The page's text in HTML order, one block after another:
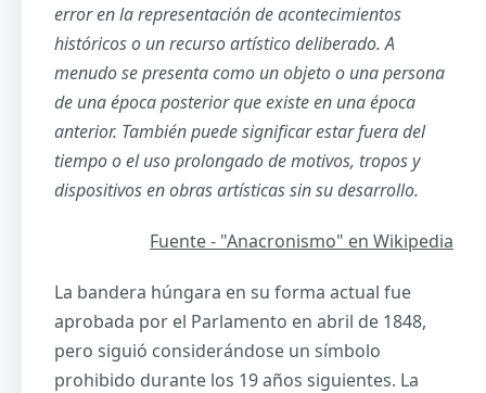
error en la representación de acontecimientos
históricos o un recurso artístico deliberado. A
menudo se presenta como un objeto o una persona
de una época posterior que existe en una época
anterior. También puede significar estar fuera del
tiempo o el uso prolongado de motivos, tropos y
dispositivos en obras artísticas sin su desarrollo.
Fuente - "Anacronismo" en Wikipedia
La bandera húngara en su forma actual fue
aprobada por el Parlamento en abril de 1848,
pero siguió considerándose un símbolo
prohibido durante los 19 años siguientes. La